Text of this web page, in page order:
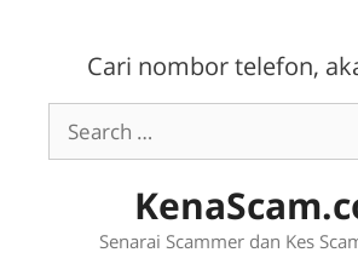
Cari nombor telefon,
Search
for:
Senarai Scammer dan Kes